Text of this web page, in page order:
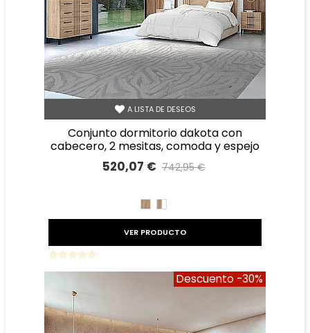
A LISTA DE DESEOS
conjunto dormitorio dakota con
cabecero, 2 mesitas, comoda y espejo
520,07 € 742,95 €
ROBLEROBLE
VER PRODUCTO
Descuento -30%